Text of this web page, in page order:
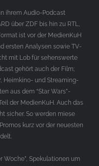
ihrem Audio-Podcast
über ZDF bis hin zu RTL,
ist vor der MedienKuH
ersten Analysen sowie TV-
mit Lob für sehenswerte
gehört auch der Film;
Heimkino- und Streaming-
aus dem “Star Wars”-
der MedienKuH. Auch das
sicher. So werden miese
kurz vor der neuesten
Woche”, Spekulationen um